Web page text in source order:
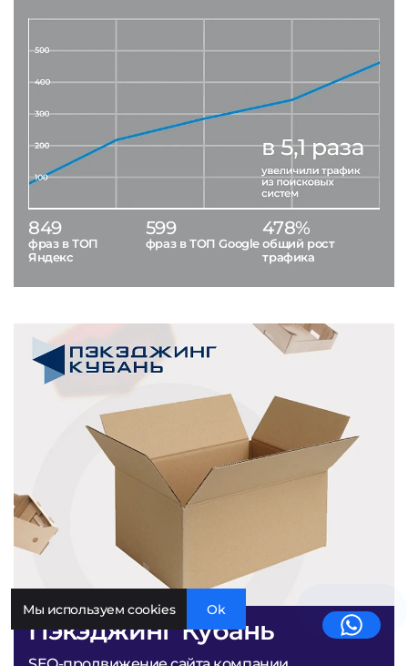
Пэкэджинг Кубань
849
фраз в ТОП
Яндекс
599
фраз в ТОП Google
478%
общий рост
трафика
Мы используем cookies Ok